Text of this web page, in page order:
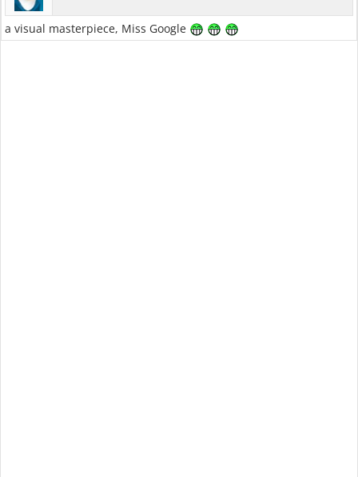
a visual masterpiece, Miss Google